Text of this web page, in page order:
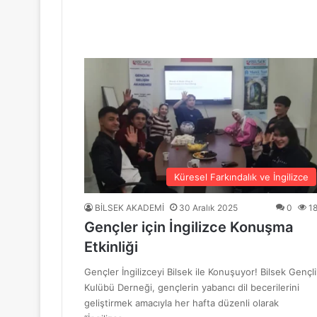
10 Haziran 2026
BİLSEK Türk Sanat Müziği Korosu
4 Haziran 2026
“Sevda ve Nostalji Yolculuğu”
18 Mayıs 2026
GENÇ YÜREKLER ŞİİRLE BULUŞTU
6 Mayıs 2026
Küresel Farkındalık ve İngilizce
BİLSEK AKADEMİ 30 Aralık 2025 0
Gençler için İngilizce Konuşma
Etkinliği
Gençler İngilizceyi Bilsek ile Konuşuyor! Bilsek
Kulübü Derneği, gençlerin yabancı dil becerilerini
geliştirmek amacıyla her hafta düzenli olarak